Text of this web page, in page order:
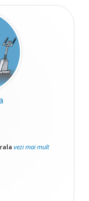
vezi mai mult